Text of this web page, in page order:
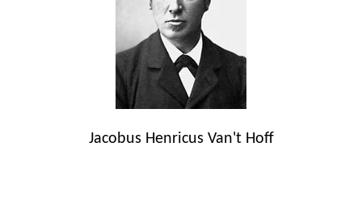
Jacobus Henricus Van't Hoff